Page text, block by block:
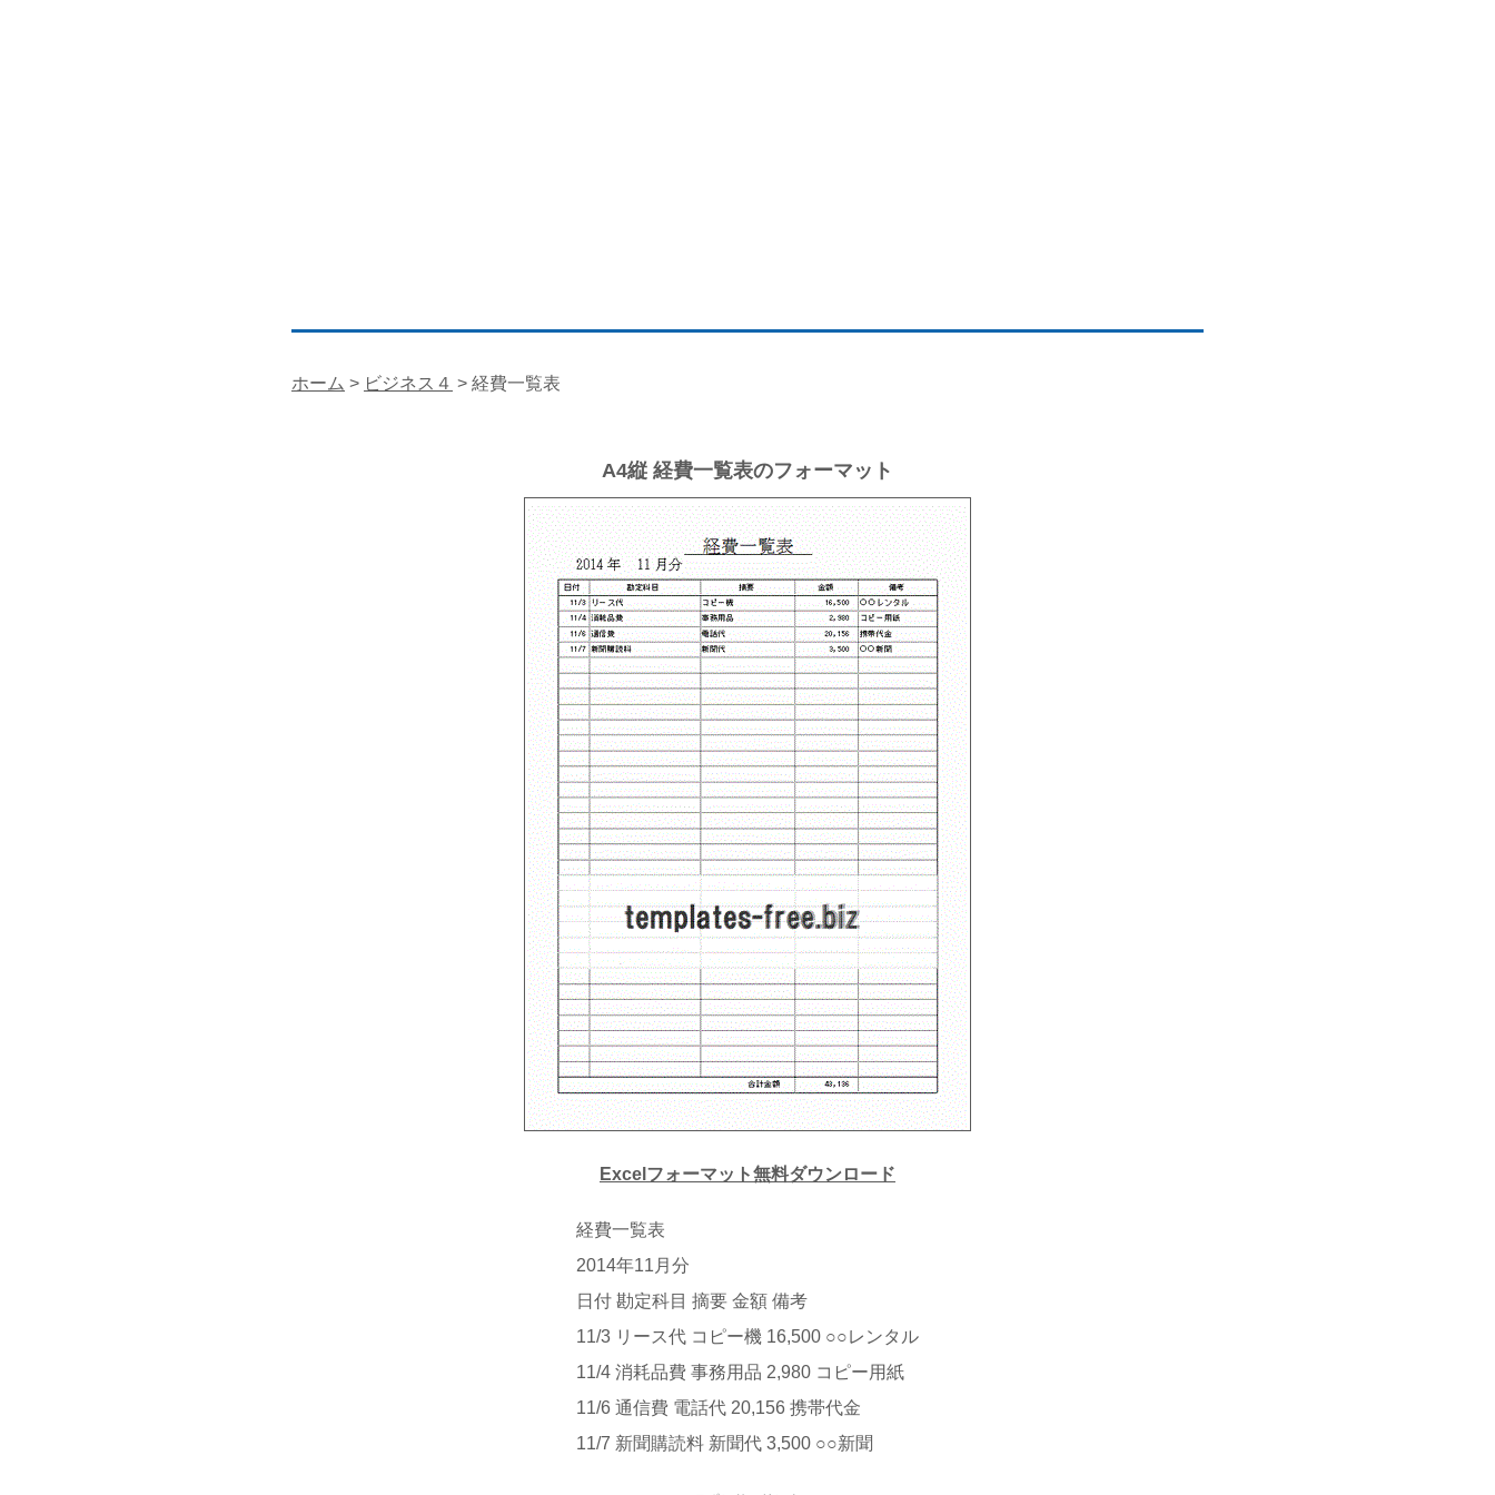
ホーム > ビジネス４ > 経費一覧表
A4縦 経費一覧表のフォーマット
Excelフォーマット無料ダウンロード
経費一覧表
2014年11月分
日付 勘定科目 摘要 金額 備考
11/3 リース代 コピー機 16,500 ○○レンタル
11/4 消耗品費 事務用品 2,980 コピー用紙
11/6 通信費 電話代 20,156 携帯代金
11/7 新聞購読料 新聞代 3,500 ○○新聞